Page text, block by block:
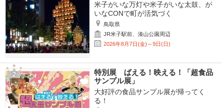
米子がいな万灯や米子がいな太鼓、が
いなCONで町が活気づく
鳥取県
JR米子駅前、湊山公園周辺
2026年8月7日(金)～9日(日)
特別展 ばえる！映える！「超食品
サンプル展」
大好評の食品サンプル展が帰ってく
る！